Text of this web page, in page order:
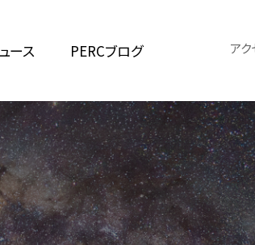
ース PERCブログ アク